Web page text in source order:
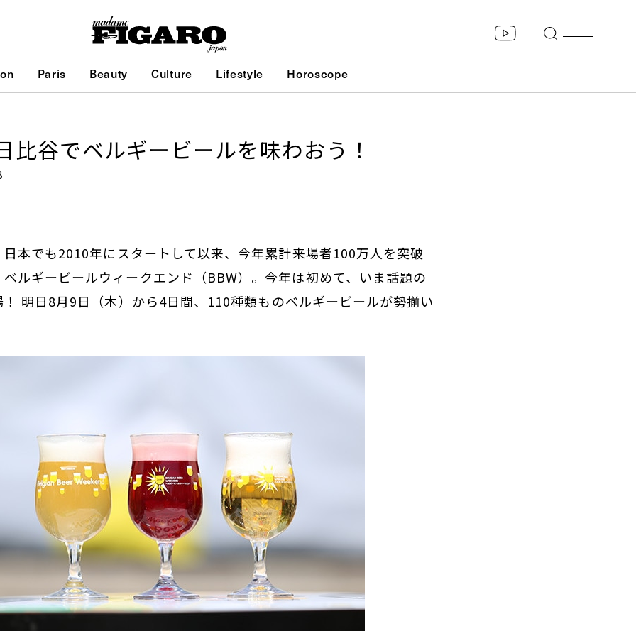
Paris Beauty Culture Lifestyle Horoscope
比谷でベルギービールを味わおう！
本でも2010年にスタートして以来、今年累計来場者100万人を突破
ルギービールウィークエンド（BBW）。今年は初めて、いま話題の
明日8月9日（木）から4日間、110種類ものベルギービールが勢揃い